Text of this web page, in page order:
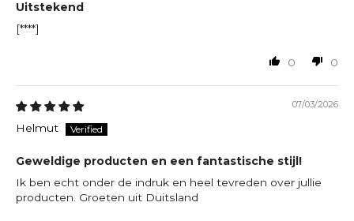
Uitstekend
[****]
0 0
07/03/2026
Helmut
Geweldige producten en een fantastische stijl!
Ik ben echt onder de indruk en heel tevreden over jullie
producten. Groeten uit Duitsland